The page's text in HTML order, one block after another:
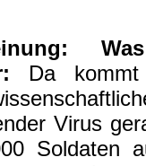
Da kommt
Virus
Soldaten